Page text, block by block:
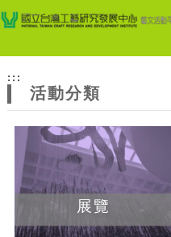
網
站
主
題
跳到主要內容
網站導覽
:::
活動分類
展覽